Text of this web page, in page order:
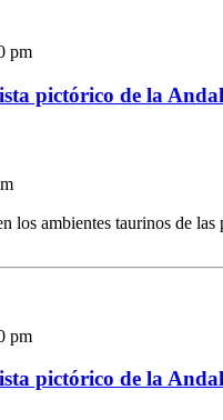
pm
pictórico de la
los ambientes taurinos de las
pm
pictórico de la